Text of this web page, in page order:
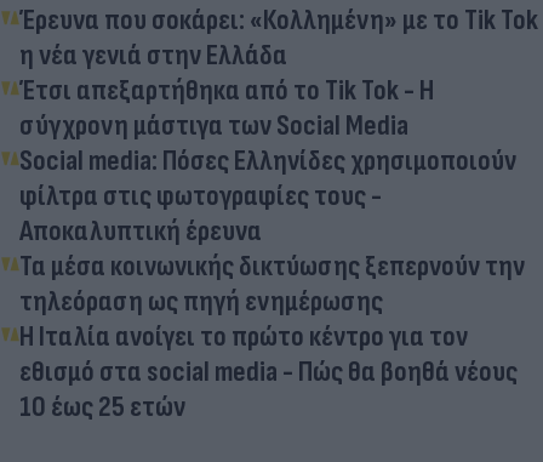
Έρευνα που σοκάρει: «Κολλημένη» με το Tik Tok
η νέα γενιά στην Ελλάδα
Έτσι απεξαρτήθηκα από τo Tik Tok - Η
σύγχρονη μάστιγα των Social Media
Social media: Πόσες Ελληνίδες χρησιμοποιούν
φίλτρα στις φωτογραφίες τους -
Αποκαλυπτική έρευνα
Τα μέσα κοινωνικής δικτύωσης ξεπερνούν την
τηλεόραση ως πηγή ενημέρωσης
Η Ιταλία ανοίγει το πρώτο κέντρο για τον
εθισμό στα social media - Πώς θα βοηθά νέους
10 έως 25 ετών